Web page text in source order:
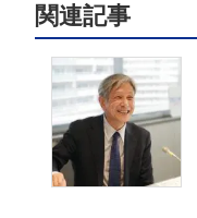
関連記事